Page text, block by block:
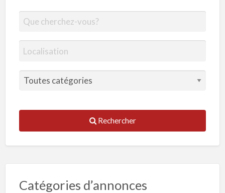
Rechercher
Catégories d’annonces